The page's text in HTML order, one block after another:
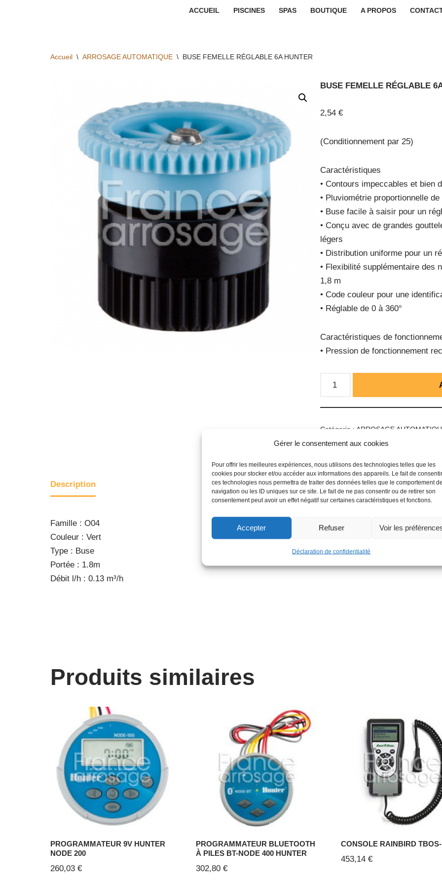
Gérer le consentement aux cookies
Pour offrir les meilleures expériences, nous utilisons des technologies telles que les
cookies pour stocker et/ou accéder aux informations des appareils. Le fait de
ces technologies nous permettra de traiter des données telles que le comportement de
navigation ou les ID uniques sur ce site. Le fait de ne pas consentir ou de retirer son
consentement peut avoir un effet négatif sur certaines caractéristiques et fonctions.
Accepter Refuser Voir les
Déclaration de confidentialité
ACCUEIL PISCINES SPAS BOUTIQUE A PROPOS
Accueil \ ARROSAGE AUTOMATIQUE \ BUSE FEMELLE RÉGLABLE 6A HUNTER
BUSE FEMELLE RÉGLABLE
2,54€
(Conditionnement par 25)
Caractéristiques
• Contours impeccables et bien
• Pluviométrie proportionnelle
• Buse facile à saisir pour un
• Conçu avec de grandes
légers
• Distribution uniforme pour un
• Flexibilité supplémentaire des
1,8 m
• Code couleur pour une
• Réglable de 0 à 360°
Caractéristiques de
• Pression de fonctionnement
Catégorie : ARROSAGE
Description
Famille : O04
Couleur : Vert
Type : Buse
Portée : 1.8m
Débit l/h : 0.13 m³/h
Produits similaires
PROGRAMMATEUR 9V HUNTER
NODE 200
260,03 €
PROGRAMMATEUR BLUETOOTH
À PILES BT-NODE 400 HUNTER
302,80 €
CONSOLE RAINBIRD
453,14€